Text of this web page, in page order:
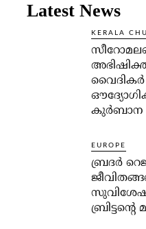
Latest News
KERALA
കുർബാന
EUROPE
ബ്രദർ
ബ്രിട്ടന്റെ